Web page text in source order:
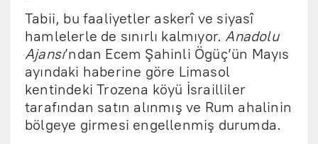
Tabii, bu faaliyetler askerî ve siyasî
hamlelerle de sınırlı kalmıyor.Anadolu
Ajansı’ndan Ecem Şahinli Ögüç’ün Mayıs
ayındaki haberine göre Limasol
kentindeki Trozena köyü İsrailliler
tarafından satın alınmış ve Rum ahalinin
bölgeye girmesi engellenmiş durumda.